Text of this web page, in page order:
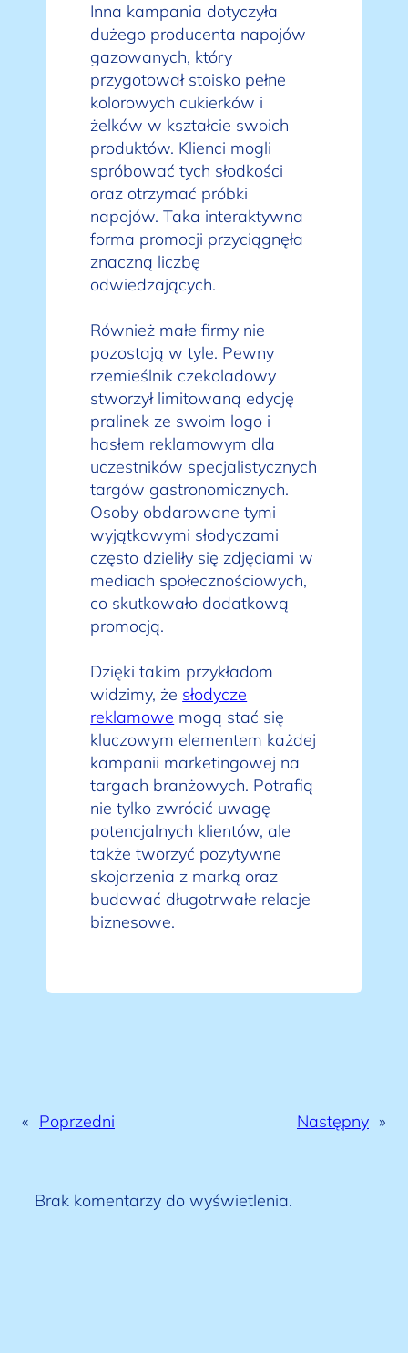
Inna kampania dotyczyła
dużego producenta napojów
gazowanych, który
przygotował stoisko pełne
kolorowych cukierków i
żelków w kształcie swoich
produktów. Klienci mogli
spróbować tych słodkości
oraz otrzymać próbki
napojów. Taka interaktywna
forma promocji przyciągnęła
znaczną liczbę
odwiedzających.
Również małe firmy nie
pozostają w tyle. Pewny
rzemieślnik czekoladowy
stworzył limitowaną edycję
pralinek ze swoim logo i
hasłem reklamowym dla
uczestników specjalistycznych
targów gastronomicznych.
Osoby obdarowane tymi
wyjątkowymi słodyczami
często dzieliły się zdjęciami w
mediach społecznościowych,
co skutkowało dodatkową
promocją.
Dzięki takim przykładom
widzimy, że słodycze
reklamowe mogą stać się
kluczowym elementem każdej
kampanii marketingowej na
targach branżowych. Potrafią
nie tylko zwrócić uwagę
potencjalnych klientów, ale
także tworzyć pozytywne
skojarzenia z marką oraz
budować długotrwałe relacje
biznesowe.
« Poprzedni Następny »
Brak komentarzy do wyświetlenia.